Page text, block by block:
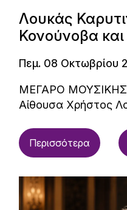
Λουκάς
Κονούνοβα
Πεμ. 08 Οκτωβρίου
ΜΕΓΑΡΟ
Αίθουσα Χρήστος
Περισσότερα